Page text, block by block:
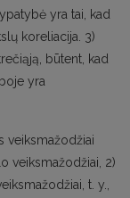
yra tai, kad
koreliacija. 3)
būtent, kad
yra
veiksmažodžiai
veiksmažodžiai, 2)
t. y.,